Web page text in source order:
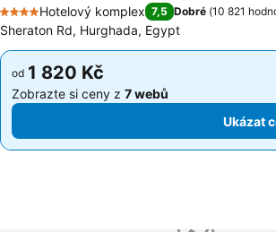
4 Počet hvězdiček
Hotelový komplex 7,5 Dobré (10 821
Sheraton Rd, Hurghada, Egypt
od 1 820 Kč
Zobrazte si ceny z 7 webů
Ukázat ceny
od 1 820 Kč
Zobrazte si ceny z 7 webů
Ukázat